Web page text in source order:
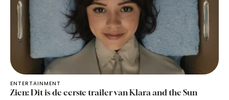
ENTERTAINMENT
Zien: Dit is de eerste trailer van Klara and the Sun